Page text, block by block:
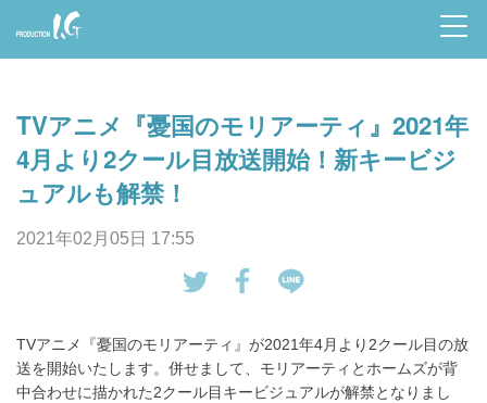
Prod
n I.G
TVアニメ『憂国のモリアーティ』2021年
4月より2クール目放送開始！新キービジ
ュアルも解禁！
2021年02月05日 17:55
す
る
bo
ok
で
TVアニメ『憂国のモリアーティ』が2021年4月より2クール目の放
送を開始いたします。併せまして、モリアーティとホームズが背
中合わせに描かれた2クール目キービジュアルが解禁となりまし